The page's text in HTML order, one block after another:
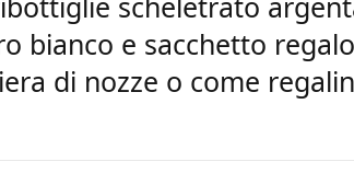
bianco e sacchetto
di nozze o come